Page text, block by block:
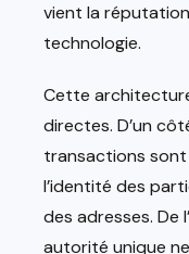
vient la
technologie.
Cette
directes. D’un
transactions sont
l’identité des
des adresses. De
autorité unique